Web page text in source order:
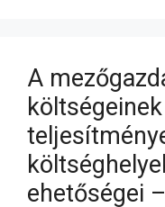
A
ehetőségei